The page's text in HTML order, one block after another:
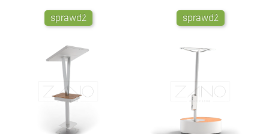
sprawdź sprawdź